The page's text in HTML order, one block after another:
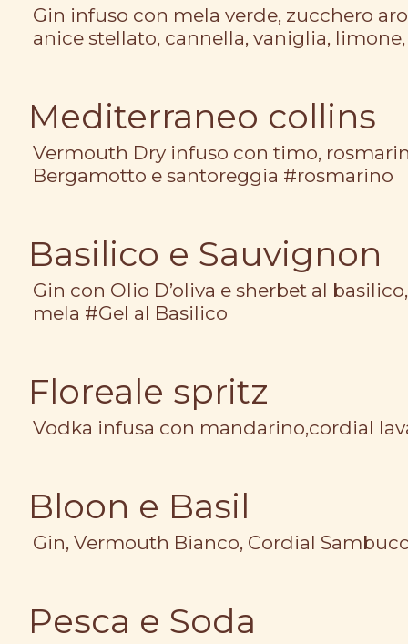
Gin infuso con mela verde, zucchero
anice stellato, cannella, vaniglia,
Mediterraneo collins
Vermouth Dry infuso con timo,
Bergamotto e santoreggia #rosmarino
Basilico e Sauvignon
Gin con Olio D’oliva e sherbet al
mela #Gel al Basilico
Floreale spritz
Vodka infusa con mandarino,cordial
Bloon e Basil
Gin, Vermouth Bianco, Cordial
Pesca e Soda